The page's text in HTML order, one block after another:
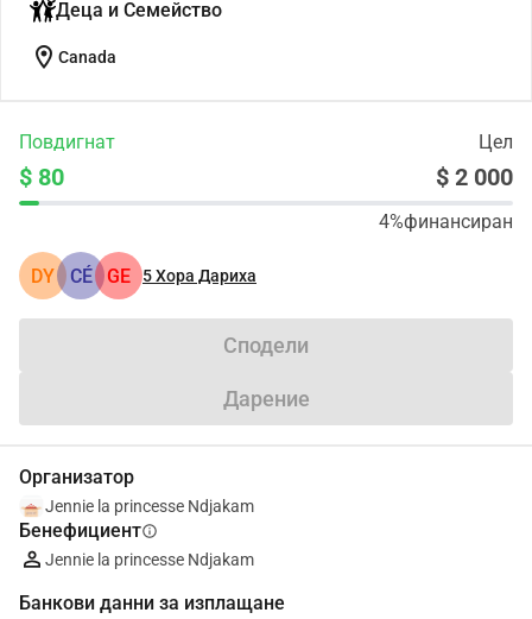
Деца и Семейство
location_on Canada
Повдигнат Цел
$ 80 $ 2 000
4%финансиран
DY CÉ GE 5Хора Дариха
Сподели
Дарение
Организатор
Jennie la princesse Ndjakam
Бенефициентinfo
Jennie la princesse Ndjakam
Банкови данни за изплащане